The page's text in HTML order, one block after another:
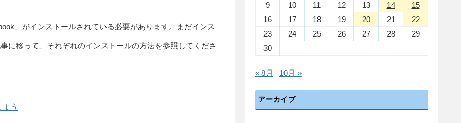
」がインストールされている必要があります。まだインス
に移って、それぞれのインストールの方法を参照してくださ
う
9
10 11 12 13 14
15
16
17 18 19 20 21
22
23
24 25 26 27 28
29
30
« 8月 10月 »
アーカイブ